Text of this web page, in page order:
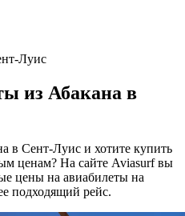
Луис
из Абакана в
в Сент-Луис и хотите купить
ценам? На сайте Aviasurf вы
цены на авиабилеты на
подходящий рейс.